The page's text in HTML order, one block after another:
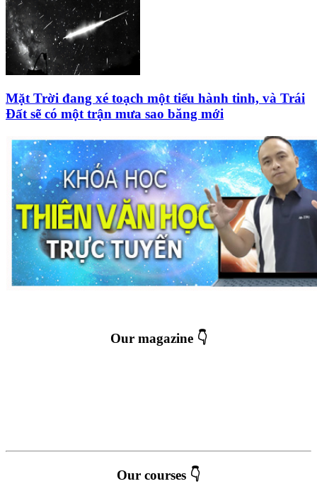
Mặt Trời đang xé toạch một tiểu hành tinh, và Trái
Đất sẽ có một trận mưa sao băng mới
Our magazine 👇
Our courses 👇